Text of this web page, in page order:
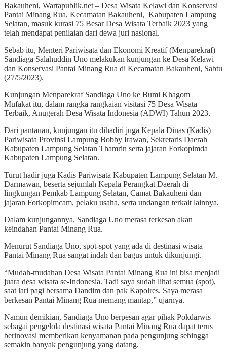
Bakauheni, Wartapublik.net – Desa Wisata Kelawi dan Konservasi
Pantai Minang Rua, Kecamatan Bakauheni, Kabupaten Lampung
Selatan, masuk kurasi 75 Besar Desa Wisata Terbaik 2023 yang
telah mendapat penilaian dari dewa juri nasional.
Sebab itu, Menteri Pariwisata dan Ekonomi Kreatif (Menparekraf)
Sandiaga Salahuddin Uno melakukan kunjungan ke Desa Kelawi
dan Konservasi Pantai Minang Rua di Kecamatan Bakauheni, Sabtu
(27/5/2023).
Kunjungan Menparekraf Sandiaga Uno ke Bumi Khagom
Mufakat itu, dalam rangka rangkaian visitasi 75 Desa Wisata
Terbaik, Anugerah Desa Wisata Indonesia (ADWI) Tahun 2023.
Dari pantauan, kunjungan itu dihadiri juga Kepala Dinas (Kadis)
Pariwisata Provinsi Lampung Bobby Irawan, Sekretaris Daerah
Kabupaten Lampung Selatan Thamrin serta jajaran Forkopimda
Kabupaten Lampung Selatan.
Turut hadir juga Kadis Pariwisata Kabupaten Lampung Selatan M.
Darmawan, beserta sejumlah Kepala Perangkat Daerah di
lingkungan Pemkab Lampung Selatan, Camat Bakauheni dan
jajaran Forkopimcam, pelaku usaha, serta undangan terkait lainnya.
Dalam kunjungannya, Sandiaga Uno merasa terkesan akan
keindahan Pantai Minang Rua.
Menurut Sandiaga Uno, spot-spot yang ada di destinasi wisata
Pantai Minang Rua sangat indah dan bagus untuk dikunjungi.
“Mudah-mudahan Desa Wisata Pantai Minang Rua ini bisa menjadi
juara desa wisata se-Indonesia. Tadi saya sudah lihat semua (spot),
saat lari pagi bersama Dandim dan pak Kapolres. Saya merasa
berkesan Pantai Minang Rua memang mantap,” ujarnya.
Namun demikian, Sandiaga Uno berpesan agar pihak Pokdarwis
sebagai pengelola destinasi wisata Pantai Minang Rua dapat terus
berinovasi memberikan kenyamanan pada pengunjung sehingga
semakin banyak pengunjung yang datang.